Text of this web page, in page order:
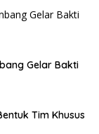
Gelar Bakti
Tim Khusus